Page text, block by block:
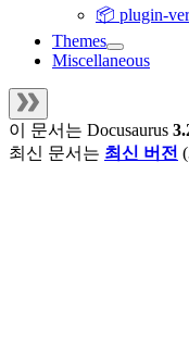
📦 plugin-
Themes
Miscellaneous
이 문서는 Docusaurus
최신 문서는 최신 버전 (